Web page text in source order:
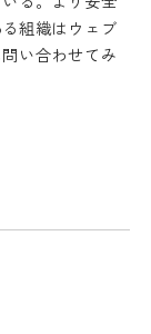
組織は ウェブ
い合わせてみ